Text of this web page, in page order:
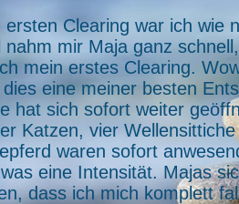
Clearing war ich wie
nahm mir Maja ganz
mein erstes Clearing.
eine meiner besten
hat sich sofort weiter
Katzen, vier
waren sofort
eine Intensität. Majas
dass ich mich komplett